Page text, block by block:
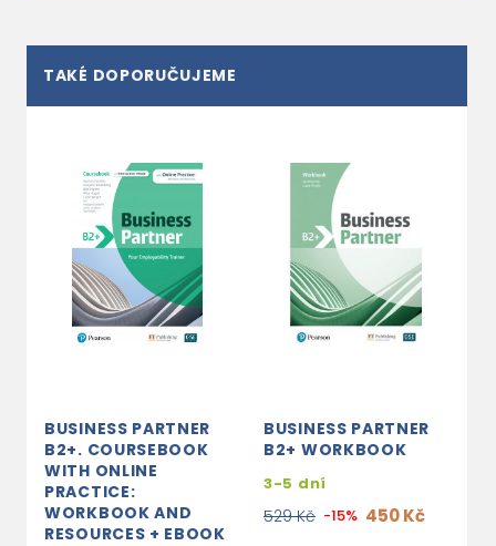
TAKÉ DOPORUČUJEME
BUSINESS PARTNER
B2+. COURSEBOOK
WITH ONLINE
PRACTICE:
WORKBOOK AND
RESOURCES + EBOOK
BUSINESS PARTNER
B2+ WORKBOOK
3-5 dní
529 Kč -15% 450 Kč